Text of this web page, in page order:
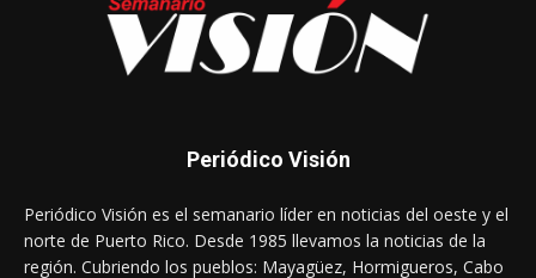
Periódico Visión
Periódico Visión es el semanario líder en noticias del oeste y el
norte de Puerto Rico. Desde 1985 llevamos la noticias de la
región. Cubriendo los pueblos: Mayagüez, Hormigueros, Cabo